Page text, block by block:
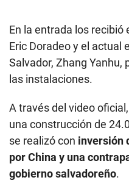
En la entrada los
Eric Doradeo y el actual
Salvador, Zhang
las instalaciones.
A través del video
una construcción de
se realizó con inversión
por China y una
gobierno salvadoreño.